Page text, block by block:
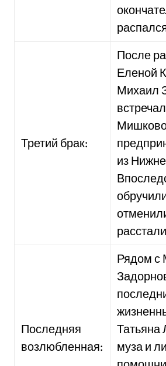
Третий брак:
После
Еленой
Михаил
из
Последняя
возлюбленная:
Рядом с
Татьяна
муза и